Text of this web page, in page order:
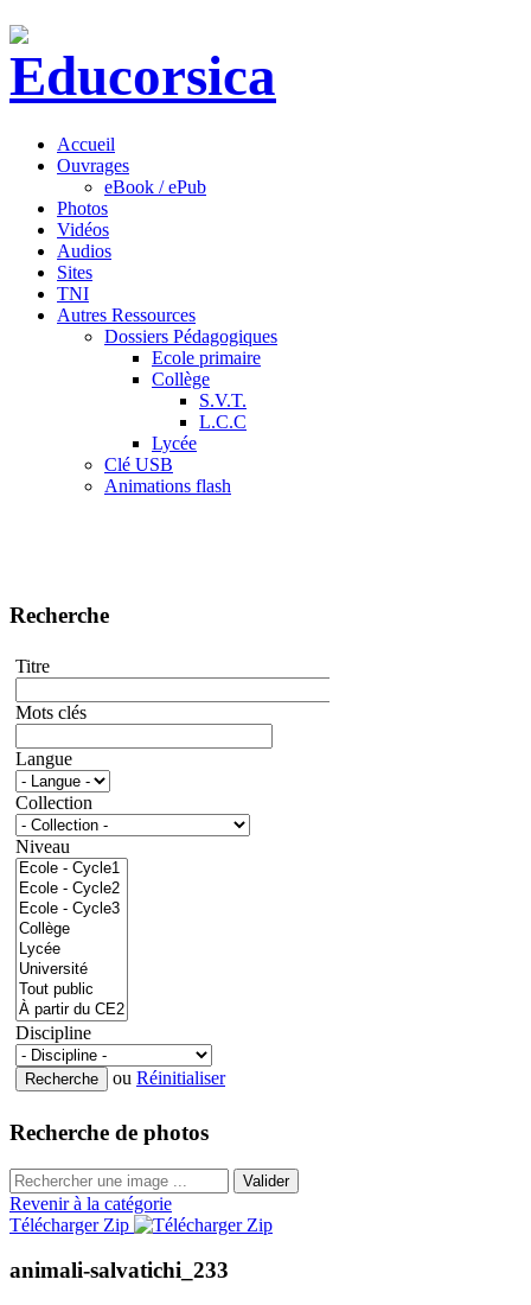
Accueil
Ouvrages
eBook / ePub
Photos
Vidéos
Audios
Sites
TNI
Autres Ressources
Dossiers Pédagogiques
Ecole primaire
Collège
S.V.T.
L.C.C
Lycée
Clé USB
Animations flash
Recherche
Titre
Mots clés
Langue
Collection
Niveau
Discipline
ou Réinitialiser
Recherche de photos
Valider
Revenir à la catégorie
Télécharger Zip
animali-salvatichi_233